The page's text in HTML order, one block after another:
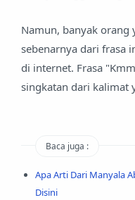
Namun, banyak orang
sebenarnya dari frasa
di internet. Frasa
singkatan dari kalimat
Baca juga :
Apa Arti Dari Manyala
Disini